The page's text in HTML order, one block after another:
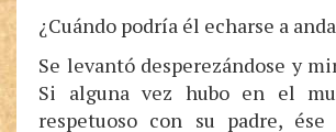
¿Cuándo podría él echarse a
Se levantó desperezándose y
Si alguna vez hubo en el
respetuoso con su padre,